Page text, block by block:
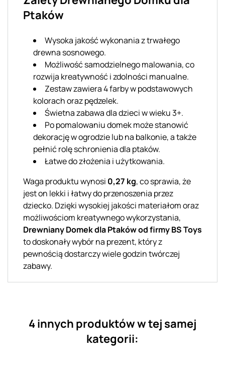
Ptaków
Wysoka jakość wykonania z trwałego
drewna sosnowego.
Możliwość samodzielnego malowania, co
rozwija kreatywność i zdolności manualne.
Zestaw zawiera 4 farby w podstawowych
kolorach oraz pędzelek.
Świetna zabawa dla dzieci w wieku 3+.
Po pomalowaniu domek może stanowić
dekorację w ogrodzie lub na balkonie, a także
pełnić rolę schronienia dla ptaków.
Łatwe do złożenia i użytkowania.
Waga produktu wynosi 0,27 kg, co sprawia, że
jest on lekki i łatwy do przenoszenia przez
dziecko. Dzięki wysokiej jakości materiałom oraz
możliwościom kreatywnego wykorzystania,
Drewniany Domek dla Ptaków od firmy BS Toys
to doskonały wybór na prezent, który z
pewnością dostarczy wiele godzin twórczej
zabawy.
4 innych produktów w tej samej
kategorii: